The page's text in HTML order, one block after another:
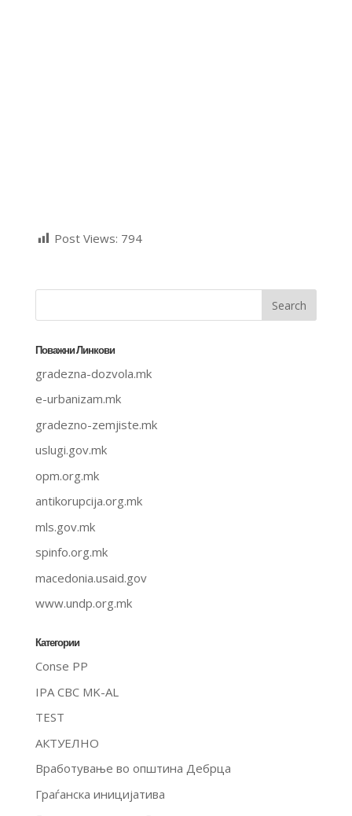
Post Views: 794
Поважни Линкови
gradezna-dozvola.mk
e-urbanizam.mk
gradezno-zemjiste.mk
uslugi.gov.mk
opm.org.mk
antikorupcija.org.mk
mls.gov.mk
spinfo.org.mk
macedonia.usaid.gov
www.undp.org.mk
Категории
Conse PP
IPA CBC MK-AL
TEST
АКТУЕЛНО
Вработување во општина Дебрца
Граѓанска иницијатива